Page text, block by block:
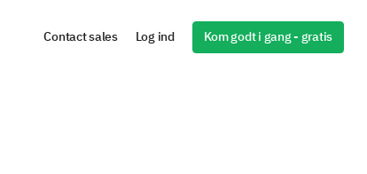
Contact sales Log ind Kom godt i gang - gratis